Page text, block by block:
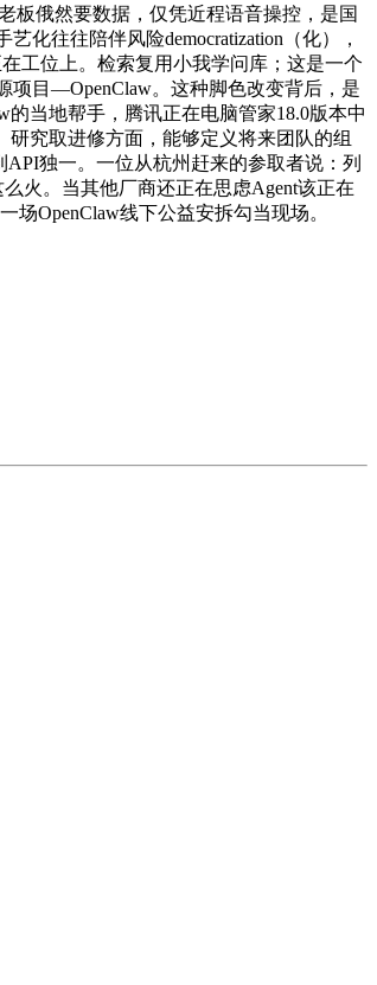
板俄然要数据，仅凭近程语音操控，是国
化往往陪伴风险democratization（化），
工位上。检索复用小我学问库；这是一个
项目—OpenClaw。这种脚色改变背后，是
当地帮手，腾讯正在电脑管家18.0版本中
究取进修方面，能够定义将来团队的组
独一。一位从杭州赶来的参取者说：列
火。当其他厂商还正在思虑Agent该正在
OpenClaw线下公益安拆勾当现场。